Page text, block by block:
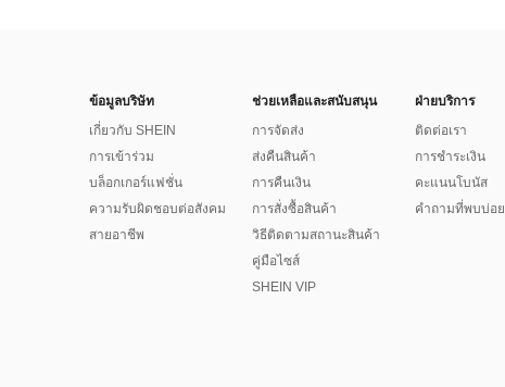
ข้อมูลบริษัท
เกี่ยวกับ SHEIN
การเข้าร่วม
บล็อกเกอร์แฟชั่น
ความรับผิดชอบต่อสังคม
สายอาชีพ
ช่วยเหลือและสนับสนุน
การจัดส่ง
ส่งคืนสินค้า
การคืนเงิน
การสั่งซื้อสินค้า
วิธีติดตามสถานะสินค้า
คู่มือไซส์
SHEIN VIP
ฝ่ายบริการ
ติดต่อเรา
การชำระเงิน
คะแนนโบนัส
คำถามที่พบบ่อย